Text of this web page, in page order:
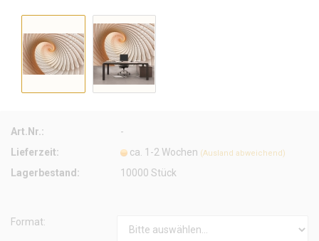
Art.Nr.:
-
Lieferzeit:
ca. 1-2 Wochen (Ausland abweichend)
Lagerbestand: 10000Stück
Format: